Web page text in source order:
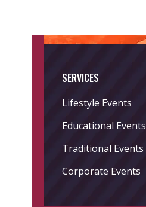
SERVICES
Lifestyle Events
Educational Events
Traditional Events
Corporate Events